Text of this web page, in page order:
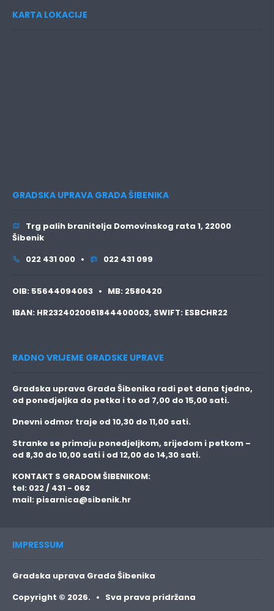
KARTA LOKACIJE
GRADSKA UPRAVA GRADA ŠIBENIKA
Trg palih branitelja Domovinskog rata 1, 22000
Šibenik
022 431 000 •
022 431 099
OIB: 55644094063 • MB: 2580420
IBAN: HR2324020061844400003, SWIFT: ESBCHR22
RADNO VRIJEME GRADSKE UPRAVE
Gradska uprava Grada Šibenika radi pet dana tjedno,
od ponedjeljka do petka i to od 7,00 do 15,00 sati.
Dnevni odmor traje od 10,30 do 11,00 sati.
Stranke se primaju ponedjeljkom, srijedom i petkom –
od 8,30 do 10,00 sati i od 12,00 do 14,30 sati.
KONTAKT S GRADOM ŠIBENIKOM:
tel: 022 / 431 - 062
mail: pisarnica@sibenik.hr
IMPRESSUM
Gradska uprava Grada Šibenika
Copyright © 2026. • Sva prava pridržana